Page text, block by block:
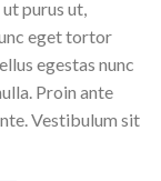
purus ut,
eget tortor
egestas nunc
Proin ante
Vestibulum sit